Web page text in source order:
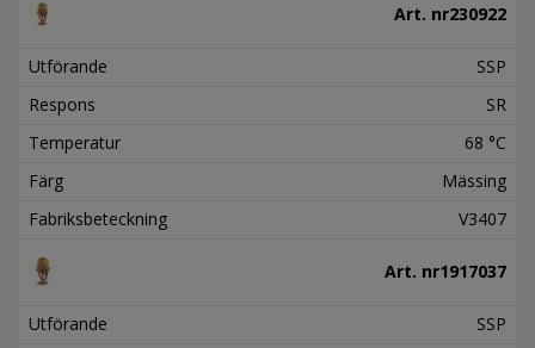
Art. nr230922
Utförande
SSP
Respons
SR
Temperatur
68 °C
Färg
Mässing
Fabriksbeteckning
V3407
Art. nr1917037
Utförande
SSP